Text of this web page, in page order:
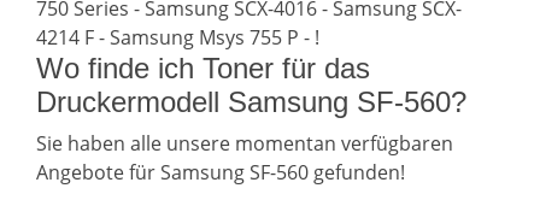
750 Series - Samsung SCX-4016 - Samsung SCX-
4214 F - Samsung Msys 755 P - !
Wo finde ich Toner für das
Druckermodell Samsung SF-560?
Sie haben alle unsere momentan verfügbaren
Angebote für Samsung SF-560 gefunden!